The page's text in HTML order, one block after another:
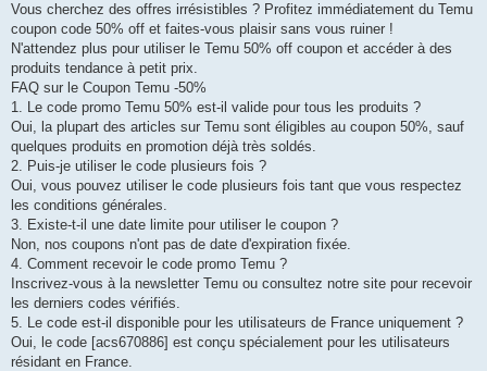
Vous cherchez des offres irrésistibles ? Profitez immédiatement du Temu
coupon code 50% off et faites-vous plaisir sans vous ruiner !
N'attendez plus pour utiliser le Temu 50% off coupon et accéder à des
produits tendance à petit prix.
FAQ sur le Coupon Temu -50%
1. Le code promo Temu 50% est-il valide pour tous les produits ?
Oui, la plupart des articles sur Temu sont éligibles au coupon 50%, sauf
quelques produits en promotion déjà très soldés.
2. Puis-je utiliser le code plusieurs fois ?
Oui, vous pouvez utiliser le code plusieurs fois tant que vous respectez
les conditions générales.
3. Existe-t-il une date limite pour utiliser le coupon ?
Non, nos coupons n'ont pas de date d'expiration fixée.
4. Comment recevoir le code promo Temu ?
Inscrivez-vous à la newsletter Temu ou consultez notre site pour recevoir
les derniers codes vérifiés.
5. Le code est-il disponible pour les utilisateurs de France uniquement ?
Oui, le code [acs670886] est conçu spécialement pour les utilisateurs
résidant en France.